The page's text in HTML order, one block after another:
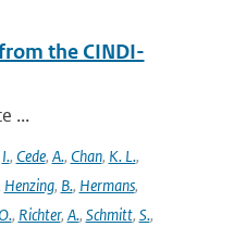
the CINDI-
...
I., Cede, A., Chan, K. L.,
Henzing, B., Hermans,
O., Richter, A., Schmitt, S.,